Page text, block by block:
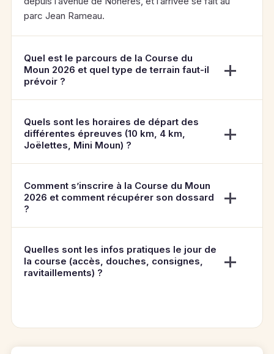
parc Jean Rameau.
Quel est le parcours de la Course du
Moun 2026 et quel type de terrain faut-il
prévoir ?
Quels sont les horaires de départ des
différentes épreuves (10 km, 4 km,
Joëlettes, Mini Moun) ?
Comment s’inscrire à la Course du Moun
2026 et comment récupérer son dossard
?
Quelles sont les infos pratiques le jour de
la course (accès, douches, consignes,
ravitaillements) ?